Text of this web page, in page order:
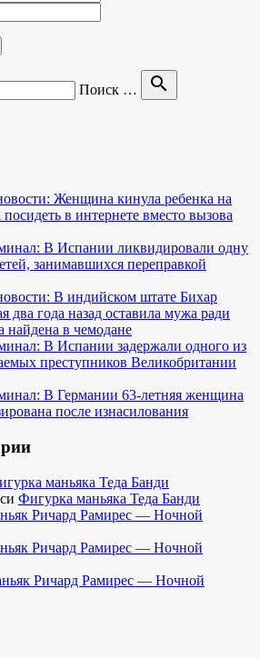
Поиск … search
Женщина кинула ребенка на
в интернете вместо вызова
В Испании ликвидировали одну
занимавшихся переправкой
В индийском штате Бихар
два года назад оставила мужа ради
в чемодане
В Испании задержали одного из
преступников Великобритании
В Германии 63-летняя женщина
после изнасилования
маньяка Теда Банди
Фигурка маньяка Теда Банди
Ричард Рамирес — Ночной
Ричард Рамирес — Ночной
Ричард Рамирес — Ночной